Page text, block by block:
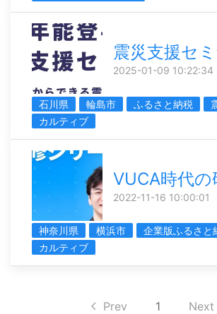
震災支援セ
2025-01-09 10:22:34
石川県 輪島市 ふるさと納税
カルティブ
VUCA時代の
2022-11-16 10:00:01
神奈川県 横浜市 企業版ふるさと
カルティブ
Prev 1 Next